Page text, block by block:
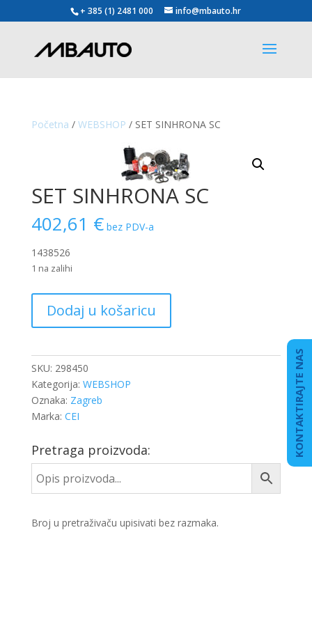
+ 385 (1) 2481 000 info@mbauto.hr
Početna / WEBSHOP / SET SINHRONA SC
SET SINHRONA SC
402,61 € bez PDV-a
1438526
1 na zalihi
SINHRONA
SC
Dodaj u košaricu
SKU: 298450
Kategorija: WEBSHOP
Oznaka: Zagreb
Marka: CEI
Pretraga proizvoda:
Broj u pretraživaču upisivati bez razmaka.
KONTAKTIRAJTE NAS